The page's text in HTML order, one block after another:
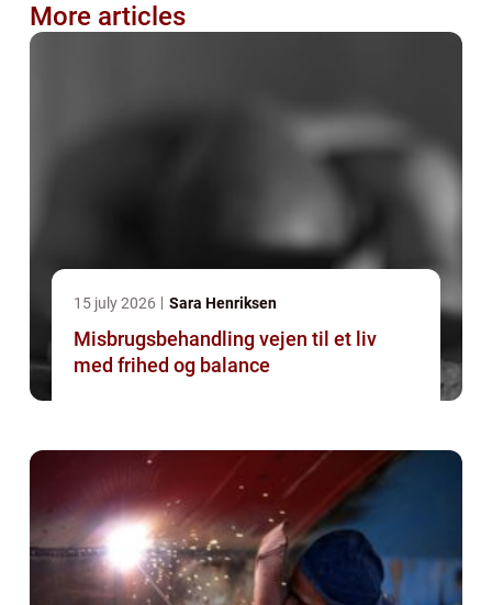
More articles
15 july 2026 Sara Henriksen
Misbrugsbehandling vejen til et liv
med frihed og balance